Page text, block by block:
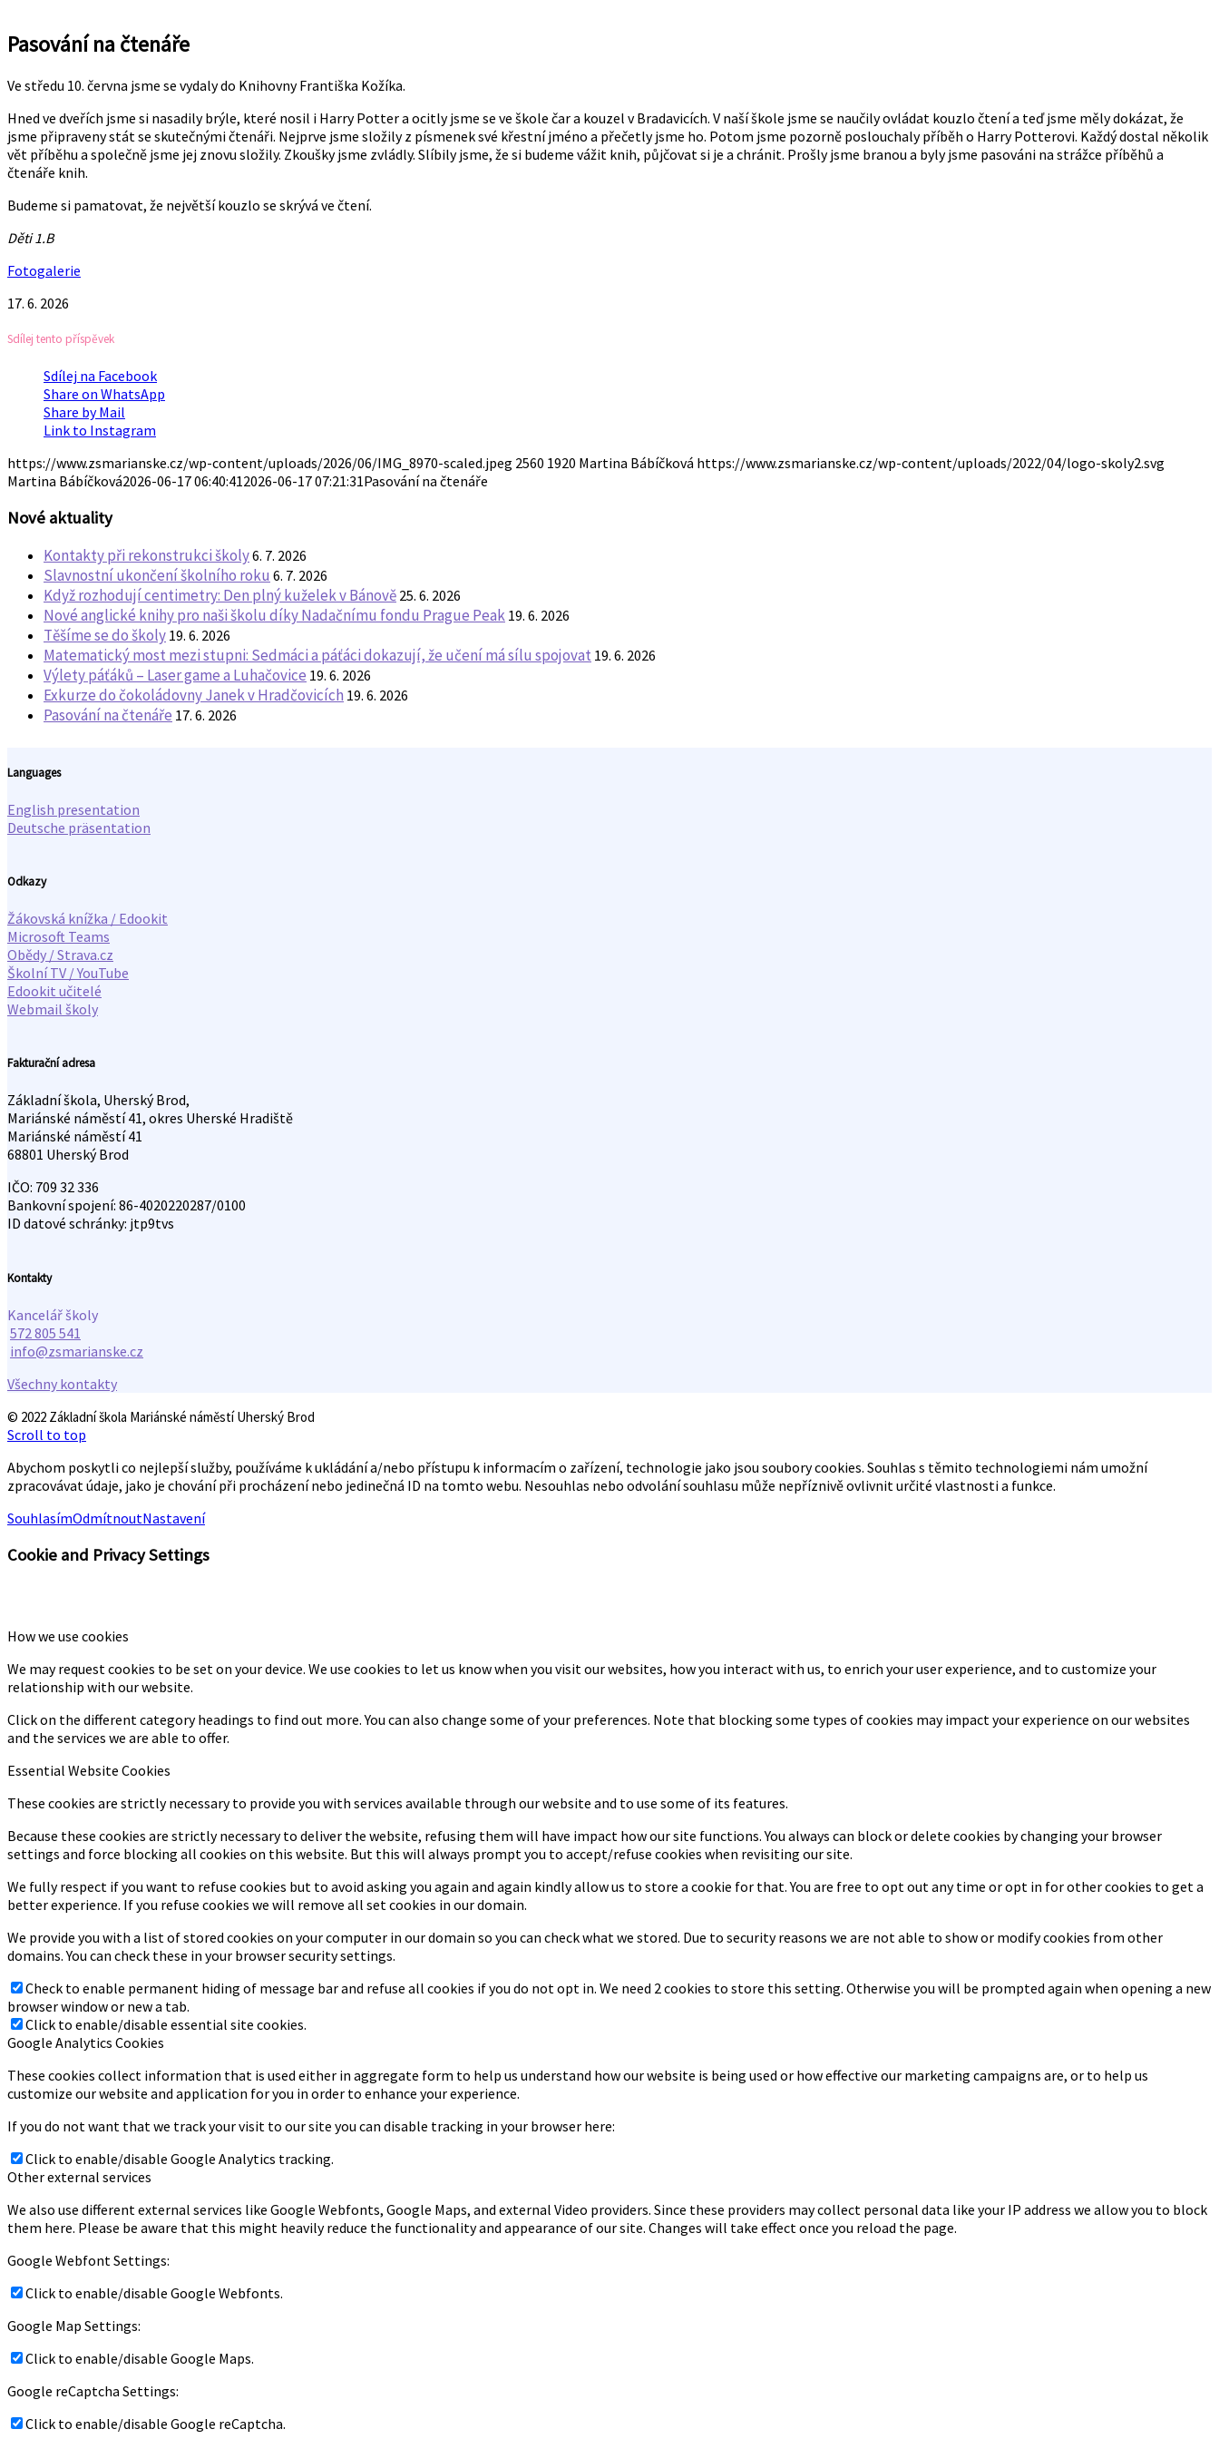
Pasování na čtenáře
Ve středu 10. června jsme se vydaly do Knihovny Františka Kožíka.
Hned ve dveřích jsme si nasadily brýle, které nosil i Harry Potter a ocitly jsme se ve škole čar a kouzel v Bradavicích. V naší škole jsme se naučily ovládat kouzlo čtení a teď jsme měly dokázat, že
jsme připraveny stát se skutečnými čtenáři. Nejprve jsme složily z písmenek své křestní jméno a přečetly jsme ho. Potom jsme pozorně poslouchaly příběh o Harry Potterovi. Každý dostal několik
vět příběhu a společně jsme jej znovu složily. Zkoušky jsme zvládly. Slíbily jsme, že si budeme vážit knih, půjčovat si je a chránit. Prošly jsme branou a byly jsme pasováni na strážce příběhů a
čtenáře knih.
Budeme si pamatovat, že největší kouzlo se skrývá ve čtení.
Děti 1.B
Fotogalerie
17. 6. 2026
Sdílej tento příspěvek
Sdílej na Facebook
Share on WhatsApp
Share by Mail
Link to Instagram
https://www.zsmarianske.cz/wp-content/uploads/2026/06/IMG_8970-scaled.jpeg 2560 1920 Martina Bábíčková https://www.zsmarianske.cz/wp-content/uploads/2022/04/logo-skoly2.svg
Martina Bábíčková2026-06-17 06:40:412026-06-17 07:21:31Pasování na čtenáře
Nové aktuality
Kontakty při rekonstrukci školy6. 7. 2026
Slavnostní ukončení školního roku 6. 7. 2026
Když rozhodují centimetry: Den plný kuželek v Bánově 25. 6. 2026
Nové anglické knihy pro naši školu díky Nadačnímu fondu Prague Peak 19. 6. 2026
Těšíme se do školy 19. 6. 2026
Matematický most mezi stupni: Sedmáci a páťáci dokazují, že učení má sílu spojovat 19. 6. 2026
Výlety páťáků – Laser game a Luhačovice 19. 6. 2026
Exkurze do čokoládovny Janek v Hradčovicích 19. 6. 2026
Pasování na čtenáře 17. 6. 2026
Languages
English presentation
Deutsche präsentation
Odkazy
Žákovská knížka / Edookit
Microsoft Teams
Obědy / Strava.cz
Školní TV / YouTube
Edookit učitelé
Webmail školy
Fakturační adresa
Základní škola, Uherský Brod,
Mariánské náměstí 41, okres Uherské Hradiště
Mariánské náměstí 41
68801 Uherský Brod
IČO: 709 32 336
Bankovní spojení: 86-4020220287/0100
ID datové schránky: jtp9tvs
Kontakty
Kancelář školy
572 805 541
info@zsmarianske.cz
Všechny kontakty
© 2022 Základní škola Mariánské náměstí Uherský Brod
Scroll to top
Abychom poskytli co nejlepší služby, používáme k ukládání a/nebo přístupu k informacím o zařízení, technologie jako jsou soubory cookies. Souhlas s těmito technologiemi nám umožní
zpracovávat údaje, jako je chování při procházení nebo jedinečná ID na tomto webu. Nesouhlas nebo odvolání souhlasu může nepříznivě ovlivnit určité vlastnosti a funkce.
SouhlasímOdmítnoutNastavení
Cookie and Privacy Settings
How we use cookies
We may request cookies to be set on your device. We use cookies to let us know when you visit our websites, how you interact with us, to enrich your user experience, and to customize your
relationship with our website.
Click on the different category headings to find out more. You can also change some of your preferences. Note that blocking some types of cookies may impact your experience on our websites
and the services we are able to offer.
Essential Website Cookies
These cookies are strictly necessary to provide you with services available through our website and to use some of its features.
Because these cookies are strictly necessary to deliver the website, refusing them will have impact how our site functions. You always can block or delete cookies by changing your browser
settings and force blocking all cookies on this website. But this will always prompt you to accept/refuse cookies when revisiting our site.
We fully respect if you want to refuse cookies but to avoid asking you again and again kindly allow us to store a cookie for that. You are free to opt out any time or opt in for other cookies to get a
better experience. If you refuse cookies we will remove all set cookies in our domain.
We provide you with a list of stored cookies on your computer in our domain so you can check what we stored. Due to security reasons we are not able to show or modify cookies from other
domains. You can check these in your browser security settings.
Check to enable permanent hiding of message bar and refuse all cookies if you do not opt in. We need 2 cookies to store this setting. Otherwise you will be prompted again when opening a new
browser window or new a tab.
Click to enable/disable essential site cookies.
Google Analytics Cookies
These cookies collect information that is used either in aggregate form to help us understand how our website is being used or how effective our marketing campaigns are, or to help us
customize our website and application for you in order to enhance your experience.
If you do not want that we track your visit to our site you can disable tracking in your browser here:
Click to enable/disable Google Analytics tracking.
Other external services
We also use different external services like Google Webfonts, Google Maps, and external Video providers. Since these providers may collect personal data like your IP address we allow you to block
them here. Please be aware that this might heavily reduce the functionality and appearance of our site. Changes will take effect once you reload the page.
Google Webfont Settings:
Click to enable/disable Google Webfonts.
Google Map Settings:
Click to enable/disable Google Maps.
Google reCaptcha Settings:
Click to enable/disable Google reCaptcha.